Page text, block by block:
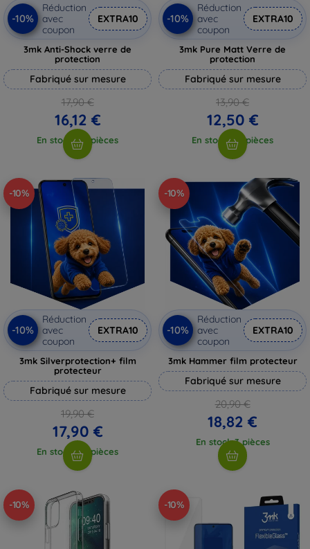
-10%
Réduction
avec
coupon
EXTRA10
3mk Anti-Shock verre de
protection
Fabriqué sur mesure
17,90 €
16,12 €
En stock > 5 pièces
-10%
Réduction
avec
coupon
EXTRA10
3mk Pure Matt Verre de
protection
Fabriqué sur mesure
13,90 €
12,50 €
En stock > 5 pièces
-10%
-10%
Réduction
avec
coupon
EXTRA10
3mk Silverprotection+ film
protecteur
Fabriqué sur mesure
19,90 €
17,90 €
En stock > 5 pièces
-10%
-10%
Réduction
avec
coupon
EXTRA10
3mk Hammer film protecteur
Fabriqué sur mesure
20,90 €
18,82 €
En stock 3 pièces
-10% -10%